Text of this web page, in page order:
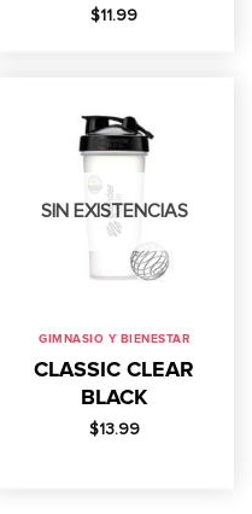
$11.99
SIN EXISTENCIAS
GIMNASIO Y BIENESTAR
CLASSIC CLEAR
BLACK
$13.99